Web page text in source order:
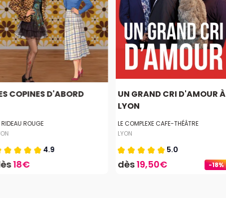
COPINES D'ABORD
RIDEAU ROUGE
4.9
18€ -18%
UN GRAND CRI D'AMOUR À
LYON
LE COMPLEXE CAFE-THÉÂTRE
LYON
5.0
dès19,50€